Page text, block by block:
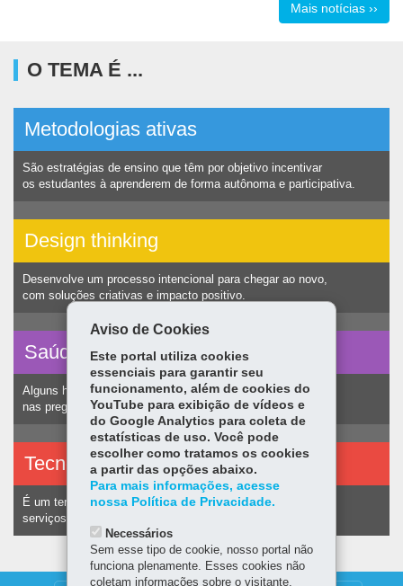
Mais notícias ››
O TEMA É ...
Metodologias ativas
São estratégias de ensino que têm por objetivo incentivar
os estudantes à aprenderem de forma autônoma e participativa.
Design thinking
Desenvolve um processo intencional para chegar ao novo,
com soluções criativas e impacto positivo.
Saúde vocal
Alguns hábitos humanos podem ocasionar nódulos
nas pregas vocais e consequentemente alteração na voz.
Tecnologias assistivas
É um termo utilizado para identificar recursos e
serviços voltados a pessoas com deficiência.
Aviso de Cookies
Este portal utiliza cookies
essenciais para garantir seu
funcionamento, além de cookies do
YouTube para exibição de vídeos e
do Google Analytics para coleta de
estatísticas de uso. Você pode
escolher como tratamos os cookies
a partir das opções abaixo.
Para mais informações, acesse
nossa Política de Privacidade.
Necessários
Sem esse tipo de cookie, nosso portal não
funciona plenamente. Esses cookies não
coletam informações sobre o visitante.